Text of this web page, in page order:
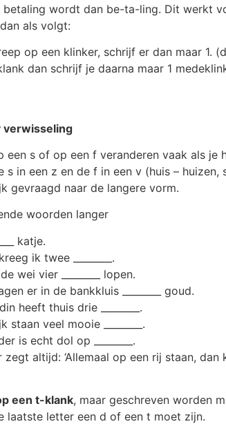
betaling wordt dan be-ta-ling. Dit werkt
als volgt:
op een klinker, schrijf er dan maar 1.
dan schrijf je daarna maar 1
verwisseling
een s of op een f veranderen vaak als
s in een z en de f in een v (huis –
gevraagd naar de langere vorm.
woorden langer
katje.
ik twee ________.
vier ________ lopen.
er in de bankkluis ________ goud.
heeft thuis drie ________.
veel mooie ________.
is echt dol op ________.
altijd: ‘Allemaal op een rij staan, dan
een t-klank, maar geschreven worden
laatste letter een d of een t moet zijn.